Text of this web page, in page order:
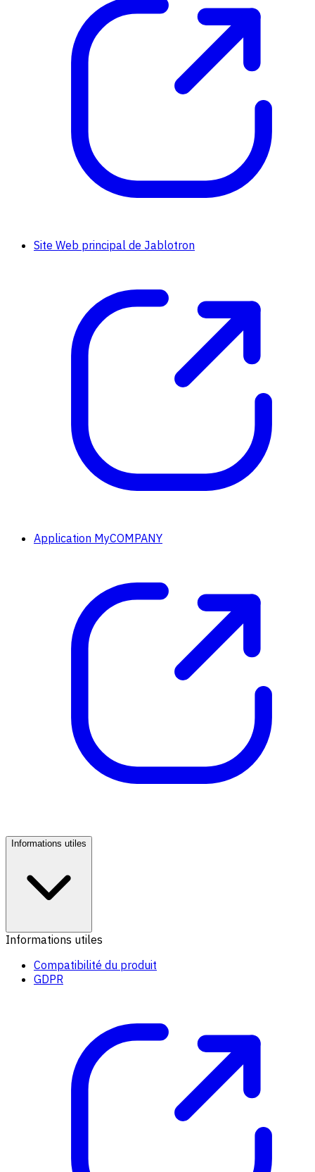
Site Web principal de Jablotron
Application MyCOMPANY
Informations utiles
Informations utiles
Compatibilité du produit
GDPR